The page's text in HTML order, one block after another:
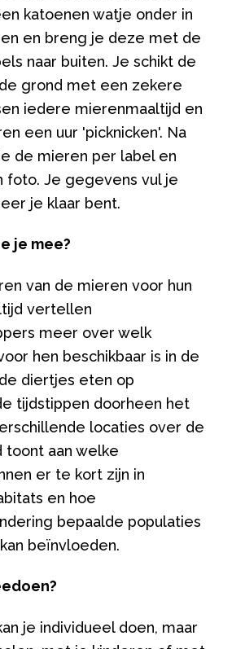
katoenen watje onder in
en breng je deze met de
naar buiten. Je schikt de
grond met een zekere
iedere mierenmaaltijd en
een uur 'picknicken'. Na
de mieren per label en
foto. Je gegevens vul je
je klaar bent.
je mee?
van de mieren voor hun
vertellen
meer over welk
hen beschikbaar is in de
diertjes eten op
tijdstippen doorheen het
locaties over de
toont aan welke
er te kort zijn in
en hoe
bepaalde populaties
beïnvloeden.
je individueel doen, maar